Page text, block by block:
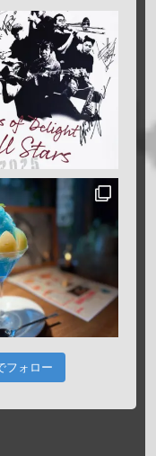
フォロー